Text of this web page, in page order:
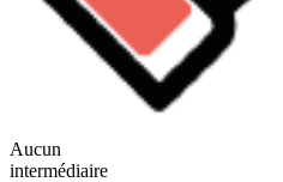
Aucun
intermédiaire